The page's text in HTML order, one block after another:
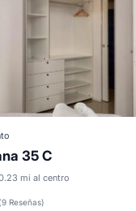
35 C
mi al centro
(9 Reseñas)
Aire acondicionado
Apto para niños